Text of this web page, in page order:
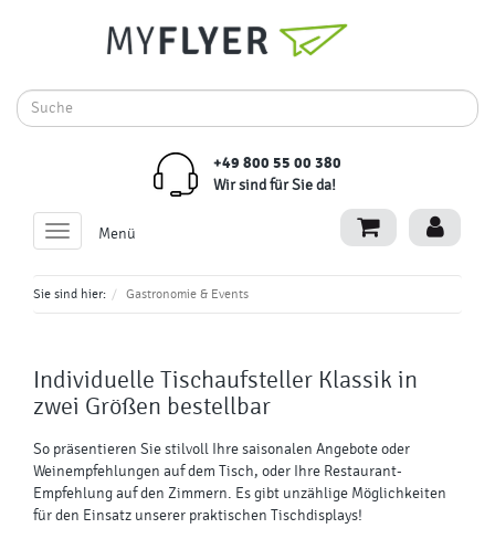
+49 800 55 00 380
Wir sind für Sie da!
Toggle
navigation
Menü
Sie sind hier: Gastronomie & Events
Individuelle Tischaufsteller Klassik in
zwei Größen bestellbar
So präsentieren Sie stilvoll Ihre saisonalen Angebote oder
Weinempfehlungen auf dem Tisch, oder Ihre Restaurant-
Empfehlung auf den Zimmern. Es gibt unzählige Möglichkeiten
für den Einsatz unserer praktischen Tischdisplays!